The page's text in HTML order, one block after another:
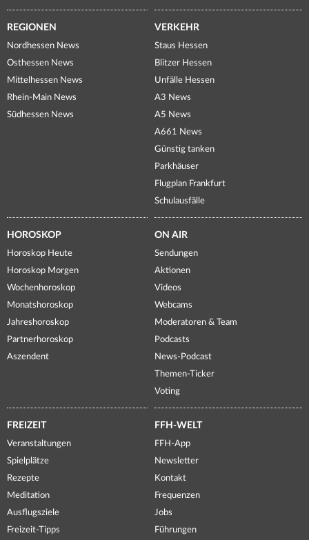
REGIONEN
Nordhessen News
Osthessen News
Mittelhessen News
Rhein-Main News
Südhessen News
VERKEHR
Staus Hessen
Blitzer Hessen
Unfälle Hessen
A3 News
A5 News
A661 News
Günstig tanken
Parkhäuser
Flugplan Frankfurt
Schulausfälle
HOROSKOP
Horoskop Heute
Horoskop Morgen
Wochenhoroskop
Monatshoroskop
Jahreshoroskop
Partnerhoroskop
Aszendent
ON AIR
Sendungen
Aktionen
Videos
Webcams
Moderatoren & Team
Podcasts
News-Podcast
Themen-Ticker
Voting
FREIZEIT
Veranstaltungen
Spielplätze
Rezepte
Meditation
Ausflugsziele
Freizeit-Tipps
FFH-WELT
FFH-App
Newsletter
Kontakt
Frequenzen
Jobs
Führungen